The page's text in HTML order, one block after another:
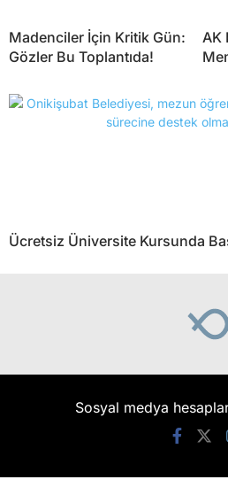
Madenciler İçin Kritik Gün:
Gözler Bu Toplantıda!
AK
Ücretsiz Üniversite Kursunda
Sosyal medya